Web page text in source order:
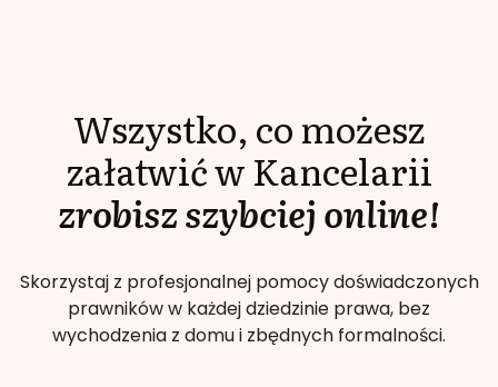
Wszystko, co możesz
załatwić w Kancelarii
zrobisz szybciej online!
Skorzystaj z profesjonalnej pomocy doświadczonych
prawników w każdej dziedzinie prawa, bez
wychodzenia z domu i zbędnych formalności.